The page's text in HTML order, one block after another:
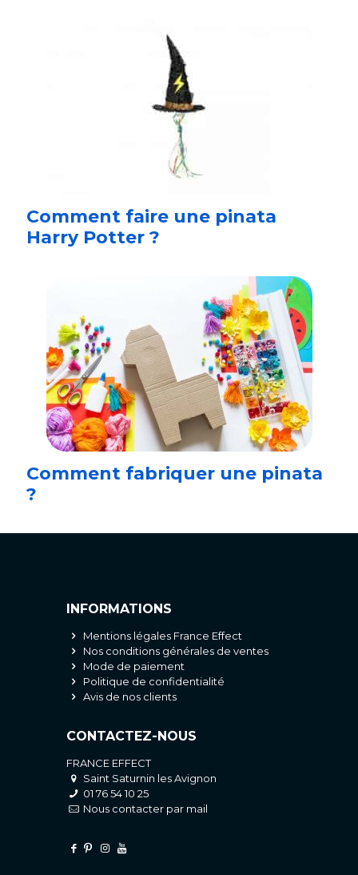
Comment faire une pinata
Harry Potter ?
Comment fabriquer une pinata
?
INFORMATIONS
Mentions légales France Effect
Nos conditions générales de ventes
Mode de paiement
Politique de confidentialité
Avis de nos clients
CONTACTEZ-NOUS
FRANCE EFFECT
Saint Saturnin les Avignon
01 76 54 10 25
Nous contacter par mail